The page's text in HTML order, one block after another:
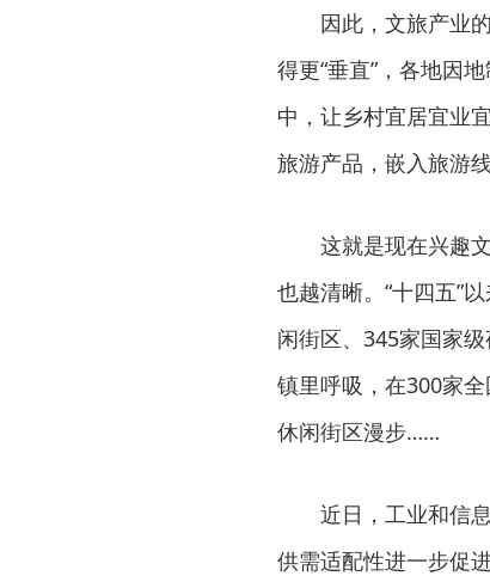
因此，文旅产业
得更“垂直”，各地因
中，让乡村宜居宜业
旅游产品，嵌入旅游
这就是现在兴趣
也越清晰。“十四五”
闲街区、345家国家
镇里呼吸，在300家
休闲街区漫步……
近日，工业和信
供需适配性进一步促